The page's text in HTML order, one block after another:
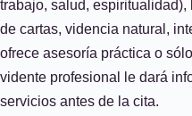
trabajo, salud,
de cartas, videncia natural,
ofrece asesoría práctica o
vidente profesional le dará
servicios antes de la cita.